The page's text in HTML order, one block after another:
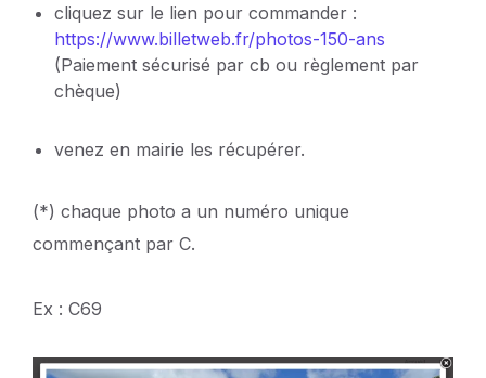
cliquez sur le lien pour commander :
https://www.billetweb.fr/photos-150-ans
(Paiement sécurisé par cb ou règlement par
chèque)
venez en mairie les récupérer.
(*) chaque photo a un numéro unique
commençant par C.
Ex : C69